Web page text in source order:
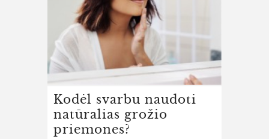
Kodėl svarbu naudoti
natūralias grožio
priemones?